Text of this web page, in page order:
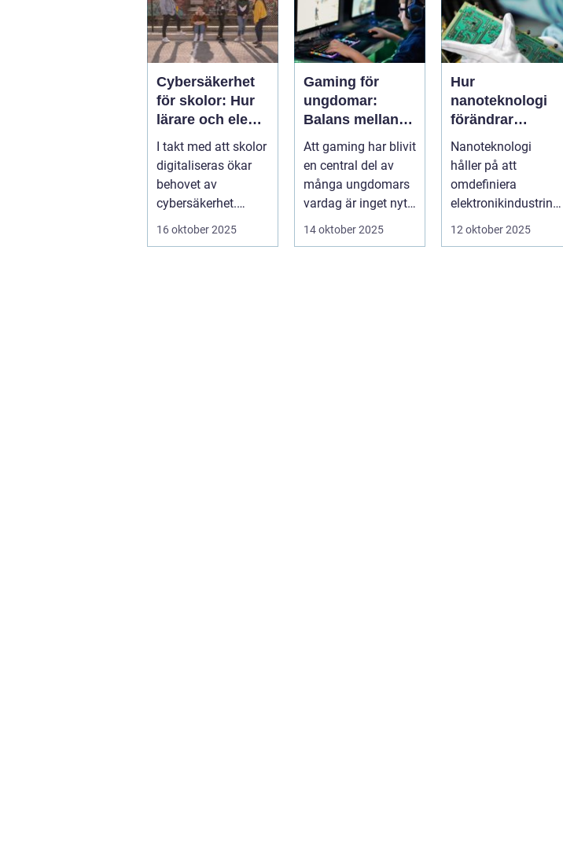
Cybersäkerhet
för skolor: Hur
lärare och elever
skyddar sina
data
I takt med att skolor
digitaliseras ökar
behovet av
cybersäkerhet.
Elever och lärare ...
16 oktober 2025
Gaming för
ungdomar:
Balans mellan
träning, skola
och socialt liv
Att gaming har blivit
en central del av
många ungdomars
vardag är inget nytt
– men ...
14 oktober 2025
Hur
nanoteknologi
förändrar
tillverkningen av
elektronik
Nanoteknologi
håller på att
omdefiniera
elektronikindustrin
på fundamental
12 oktober 2025